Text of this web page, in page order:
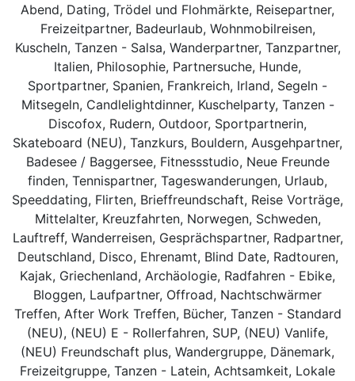
Abend, Dating, Trödel und Flohmärkte, Reisepartner,
Freizeitpartner, Badeurlaub, Wohnmobilreisen,
Kuscheln, Tanzen - Salsa, Wanderpartner, Tanzpartner,
Italien, Philosophie, Partnersuche, Hunde,
Sportpartner, Spanien, Frankreich, Irland, Segeln -
Mitsegeln, Candlelightdinner, Kuschelparty, Tanzen -
Discofox, Rudern, Outdoor, Sportpartnerin,
Skateboard (NEU), Tanzkurs, Bouldern, Ausgehpartner,
Badesee / Baggersee, Fitnessstudio, Neue Freunde
finden, Tennispartner, Tageswanderungen, Urlaub,
Speeddating, Flirten, Brieffreundschaft, Reise Vorträge,
Mittelalter, Kreuzfahrten, Norwegen, Schweden,
Lauftreff, Wanderreisen, Gesprächspartner, Radpartner,
Deutschland, Disco, Ehrenamt, Blind Date, Radtouren,
Kajak, Griechenland, Archäologie, Radfahren - Ebike,
Bloggen, Laufpartner, Offroad, Nachtschwärmer
Treffen, After Work Treffen, Bücher, Tanzen - Standard
(NEU), (NEU) E - Rollerfahren, SUP, (NEU) Vanlife,
(NEU) Freundschaft plus, Wandergruppe, Dänemark,
Freizeitgruppe, Tanzen - Latein, Achtsamkeit, Lokale